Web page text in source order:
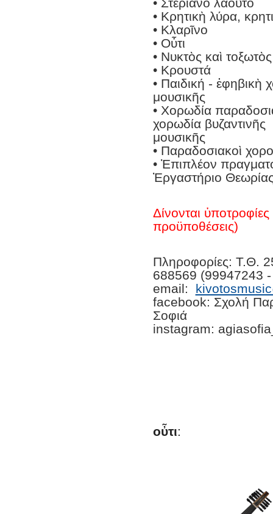
• Στεριανὸ λαοῦτο
• Κρητικὴ λύρα,
• Κλαρῖνο
• Οὖτι
• Νυκτὸς καὶ
• Κρουστά
• Παιδική - ἐφηβικὴ
μουσικῆς
• Χορωδία
χορωδία βυζαντινῆς
μουσικῆς
• Παραδοσιακοὶ
• Ἐπιπλέον
Ἐργαστήριο
Δίνονται
προϋποθέσεις)
Πληροφορίες: Τ.Θ.
688569 (99947243
email:
facebook: Σχολή
Σοφιά
instagram:
οὖτι: